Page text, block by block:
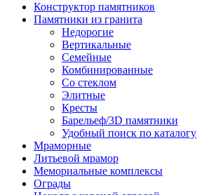
Конструктор памятников
Памятники из гранита
Недорогие
Вертикальные
Семейные
Комбинированные
Со стеклом
Элитные
Кресты
Барельеф/3D памятники
Удобный поиск по каталогу
Мраморные
Литьевой мрамор
Мемориальные комплексы
Ограды